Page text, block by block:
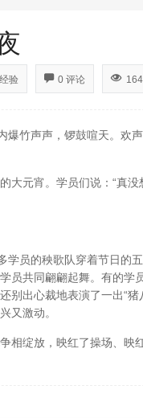
验 0 评论
竹声声，锣鼓喧天。欢
元宵。学员们说：“真没
员的秧歌队穿着节日的
员共同翩翩起舞。有的学
出心裁地表演了一出“
又激动。
绽放，映红了操场、映